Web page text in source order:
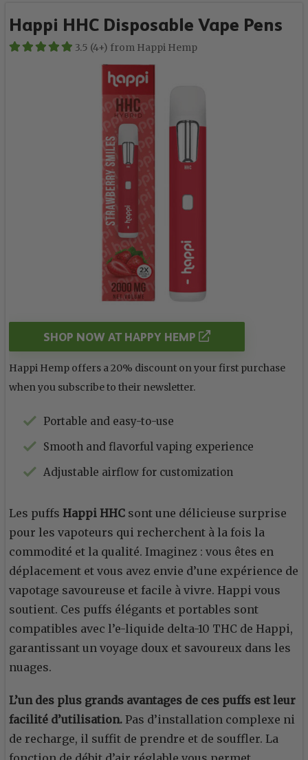
Happi HHC Disposable Vape Pens
3.5 (4+) from Happi Hemp
SHOP NOW AT HAPPY HEMP
Happi Hemp offers a 20% discount on your first purchase
when you subscribe to their newsletter.
Portable and easy-to-use
Smooth and flavorful vaping experience
Adjustable airflow for customization
Les puffs Happi HHC sont une délicieuse surprise
pour les vapoteurs qui recherchent à la fois la
commodité et la qualité. Imaginez : vous êtes en
déplacement et vous avez envie d’une expérience de
vapotage savoureuse et facile à vivre. Happi vous
soutient. Ces puffs élégants et portables sont
compatibles avec l’e-liquide delta-10 THC de Happi,
garantissant un voyage doux et savoureux dans les
nuages.
L’un des plus grands avantages de ces puffs est leur
facilité d’utilisation. Pas d’installation complexe ni
de recharge, il suffit de prendre et de souffler. La